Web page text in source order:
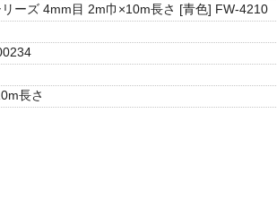
ーズ 4mm目 2m巾×10m長さ [青色] FW-4210
長さ